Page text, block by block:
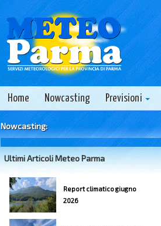
Home Nowcasting Previsioni
Nowcasting:
Ultimi Articoli Meteo Parma
Report climatico giugno
2026